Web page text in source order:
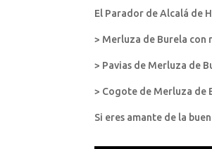
El Parador de Alcalá de
> Merluza de Burela
> Pavias de Merluza de
> Cogote de Merluza de
Si eres amante de la